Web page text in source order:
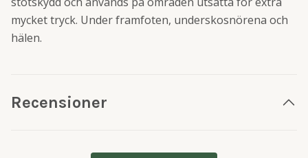
mycket tryck. Under framfoten, underskosnörena och
hälen.
Recensioner